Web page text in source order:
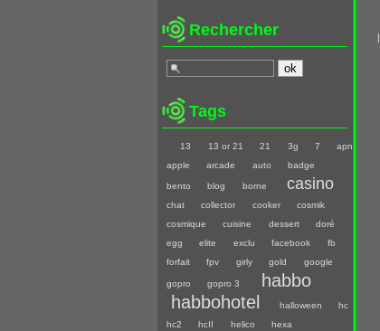
Rechercher
Tags
13 13 or 21 21 3g 7
apn
apple
arcade auto badge
bento blog borne casino
chat collector cooker
cosmik
cosmique
cuisine dessert
doré
egg
elite exclu facebook
fb
forfait
fpv girly gold google
gopro gopro 3
habbo
habbohotel
halloween
hc
hc2
hcII helico hexa